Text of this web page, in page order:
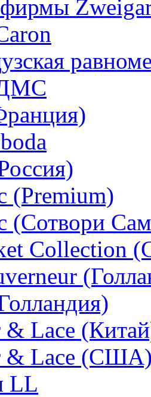
(Premium)
(Сотвори
Collection
& Lace
& Lace
LL